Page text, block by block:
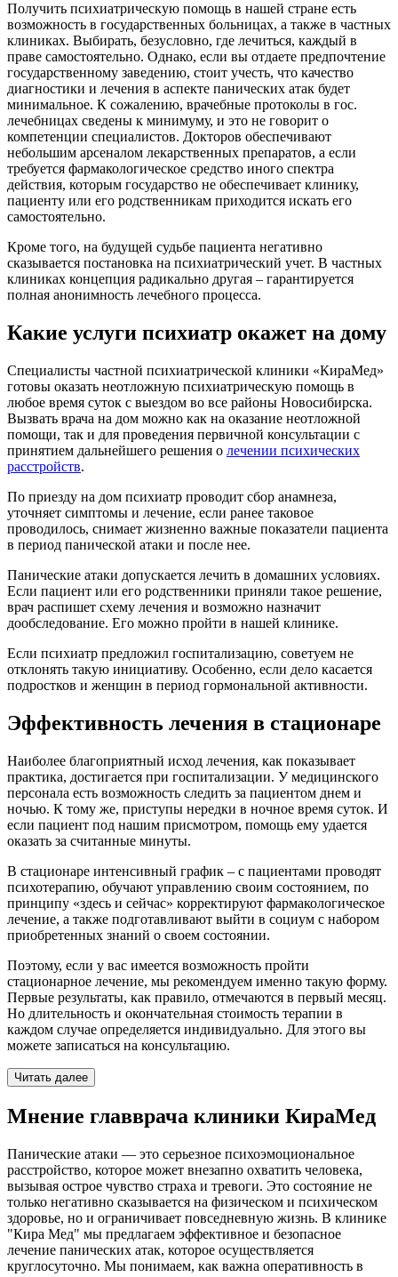
Получить психиатрическую помощь в нашей стране есть
возможность в государственных больницах, а также в частных
клиниках. Выбирать, безусловно, где лечиться, каждый в
праве самостоятельно. Однако, если вы отдаете предпочтение
государственному заведению, стоит учесть, что качество
диагностики и лечения в аспекте панических атак будет
минимальное. К сожалению, врачебные протоколы в гос.
лечебницах сведены к минимуму, и это не говорит о
компетенции специалистов. Докторов обеспечивают
небольшим арсеналом лекарственных препаратов, а если
требуется фармакологическое средство иного спектра
действия, которым государство не обеспечивает клинику,
пациенту или его родственникам приходится искать его
самостоятельно.
Кроме того, на будущей судьбе пациента негативно
сказывается постановка на психиатрический учет. В частных
клиниках концепция радикально другая – гарантируется
полная анонимность лечебного процесса.
Какие услуги психиатр окажет на дому
Специалисты частной психиатрической клиники «КираМед»
готовы оказать неотложную психиатрическую помощь в
любое время суток с выездом во все районы Новосибирска.
Вызвать врача на дом можно как на оказание неотложной
помощи, так и для проведения первичной консультации с
принятием дальнейшего решения о лечении психических
расстройств.
По приезду на дом психиатр проводит сбор анамнеза,
уточняет симптомы и лечение, если ранее таковое
проводилось, снимает жизненно важные показатели пациента
в период панической атаки и после нее.
Панические атаки допускается лечить в домашних условиях.
Если пациент или его родственники приняли такое решение,
врач распишет схему лечения и возможно назначит
дообследование. Его можно пройти в нашей клинике.
Если психиатр предложил госпитализацию, советуем не
отклонять такую инициативу. Особенно, если дело касается
подростков и женщин в период гормональной активности.
Эффективность лечения в стационаре
Наиболее благоприятный исход лечения, как показывает
практика, достигается при госпитализации. У медицинского
персонала есть возможность следить за пациентом днем и
ночью. К тому же, приступы нередки в ночное время суток. И
если пациент под нашим присмотром, помощь ему удается
оказать за считанные минуты.
В стационаре интенсивный график – с пациентами проводят
психотерапию, обучают управлению своим состоянием, по
принципу «здесь и сейчас» корректируют фармакологическое
лечение, а также подготавливают выйти в социум с набором
приобретенных знаний о своем состоянии.
Поэтому, если у вас имеется возможность пройти
стационарное лечение, мы рекомендуем именно такую форму.
Первые результаты, как правило, отмечаются в первый месяц.
Но длительность и окончательная стоимость терапии в
каждом случае определяется индивидуально. Для этого вы
можете записаться на консультацию.
Читать далее
Мнение главврача клиники КираМед
Панические атаки — это серьезное психоэмоциональное
расстройство, которое может внезапно охватить человека,
вызывая острое чувство страха и тревоги. Это состояние не
только негативно сказывается на физическом и психическом
здоровье, но и ограничивает повседневную жизнь. В клинике
"Кира Мед" мы предлагаем эффективное и безопасное
лечение панических атак, которое осуществляется
круглосуточно. Мы понимаем, как важна оперативность в